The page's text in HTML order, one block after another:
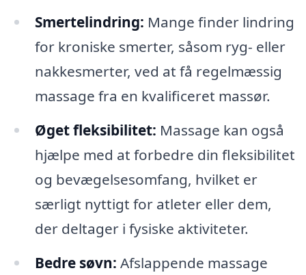
Smertelindring: Mange finder lindring
for kroniske smerter, såsom ryg- eller
nakkesmerter, ved at få regelmæssig
massage fra en kvalificeret massør.
Øget fleksibilitet: Massage kan også
hjælpe med at forbedre din fleksibilitet
og bevægelsesomfang, hvilket er
særligt nyttigt for atleter eller dem,
der deltager i fysiske aktiviteter.
Bedre søvn: Afslappende massage